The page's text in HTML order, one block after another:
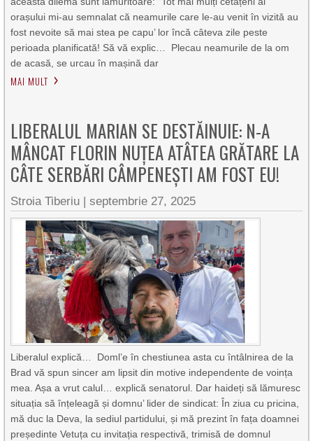
orașului mi-au semnalat că neamurile care le-au venit în vizită au
fost nevoite să mai stea pe capu’ lor încă câteva zile peste
perioada planificată! Să vă explic… Plecau neamurile de la om
de acasă, se urcau în mașină dar
MAI MULT
LIBERALUL MARIAN SE DESTĂINUIE: N-A
MÂNCAT FLORIN NUȚEA ATÂTEA GRĂTARE LA
CÂTE SERBĂRI CÂMPENEȘTI AM FOST EU!
Stroia Tiberiu |septembrie 27, 2025
Liberalul explică… Doml’e în chestiunea asta cu întâlnirea de la
Brad vă spun sincer am lipsit din motive independente de voința
mea. Așa a vrut calul… explică senatorul. Dar haideți să lămuresc
situația să înțeleagă și domnu’ lider de sindicat: În ziua cu pricina,
mă duc la Deva, la sediul partidului, și mă prezint în fața doamnei
președinte Vetuța cu invitația respectivă, trimisă de domnul